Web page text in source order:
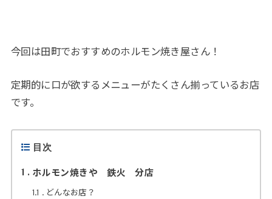
今回は田町でおすすめのホルモン焼き屋さん！
定期的に口が欲するメニューがたくさん揃っているお店
です。
目次
1 ホルモン焼きや 鉄火 分店
1.1 どんなお店？